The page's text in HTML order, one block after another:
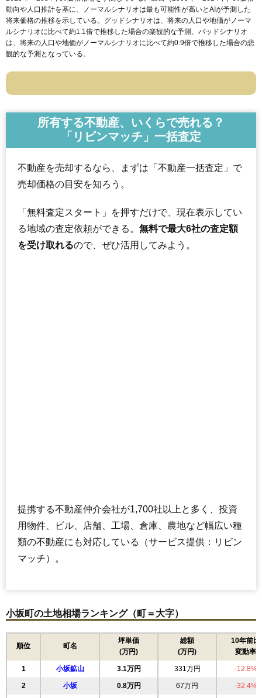
動向や人口推計を基に、ノーマルシナリオは最も可能性が高いとAIが予測した
将来価格の推移を示している。グッドシナリオは、将来の人口や地価がノーマ
ルシナリオに比べて約1.1倍で推移した場合の楽観的な予測、バッドシナリオ
は、将来の人口や地価がノーマルシナリオに比べて約0.9倍で推移した場合の悲
観的な予測となっている。
所有する不動産、いくらで売れる？
「リビンマッチ」一括査定
不動産を売却するなら、まずは「不動産一括査定」で
売却価格の目安を知ろう。
「無料査定スタート」を押すだけで、現在表示してい
る地域の査定依頼ができる。 無料で最大6社の査定額
を受け取れるので、ぜひ活用してみよう。
提携する不動産仲介会社が1,700社以上と多く、投資
用物件、ビル、店舗、工場、倉庫、農地など幅広い種
類の不動産にも対応している（サービス提供：リビン
マッチ）。
小坂町の土地相場ランキング（町＝大字）
順位 町名
坪単価
(万円)
総額
(万円)
10年前比
変動率
1 小坂鉱山 3.1万円 331万円 -12.8%
2 小坂 0.8万円 67万円 -32.4%